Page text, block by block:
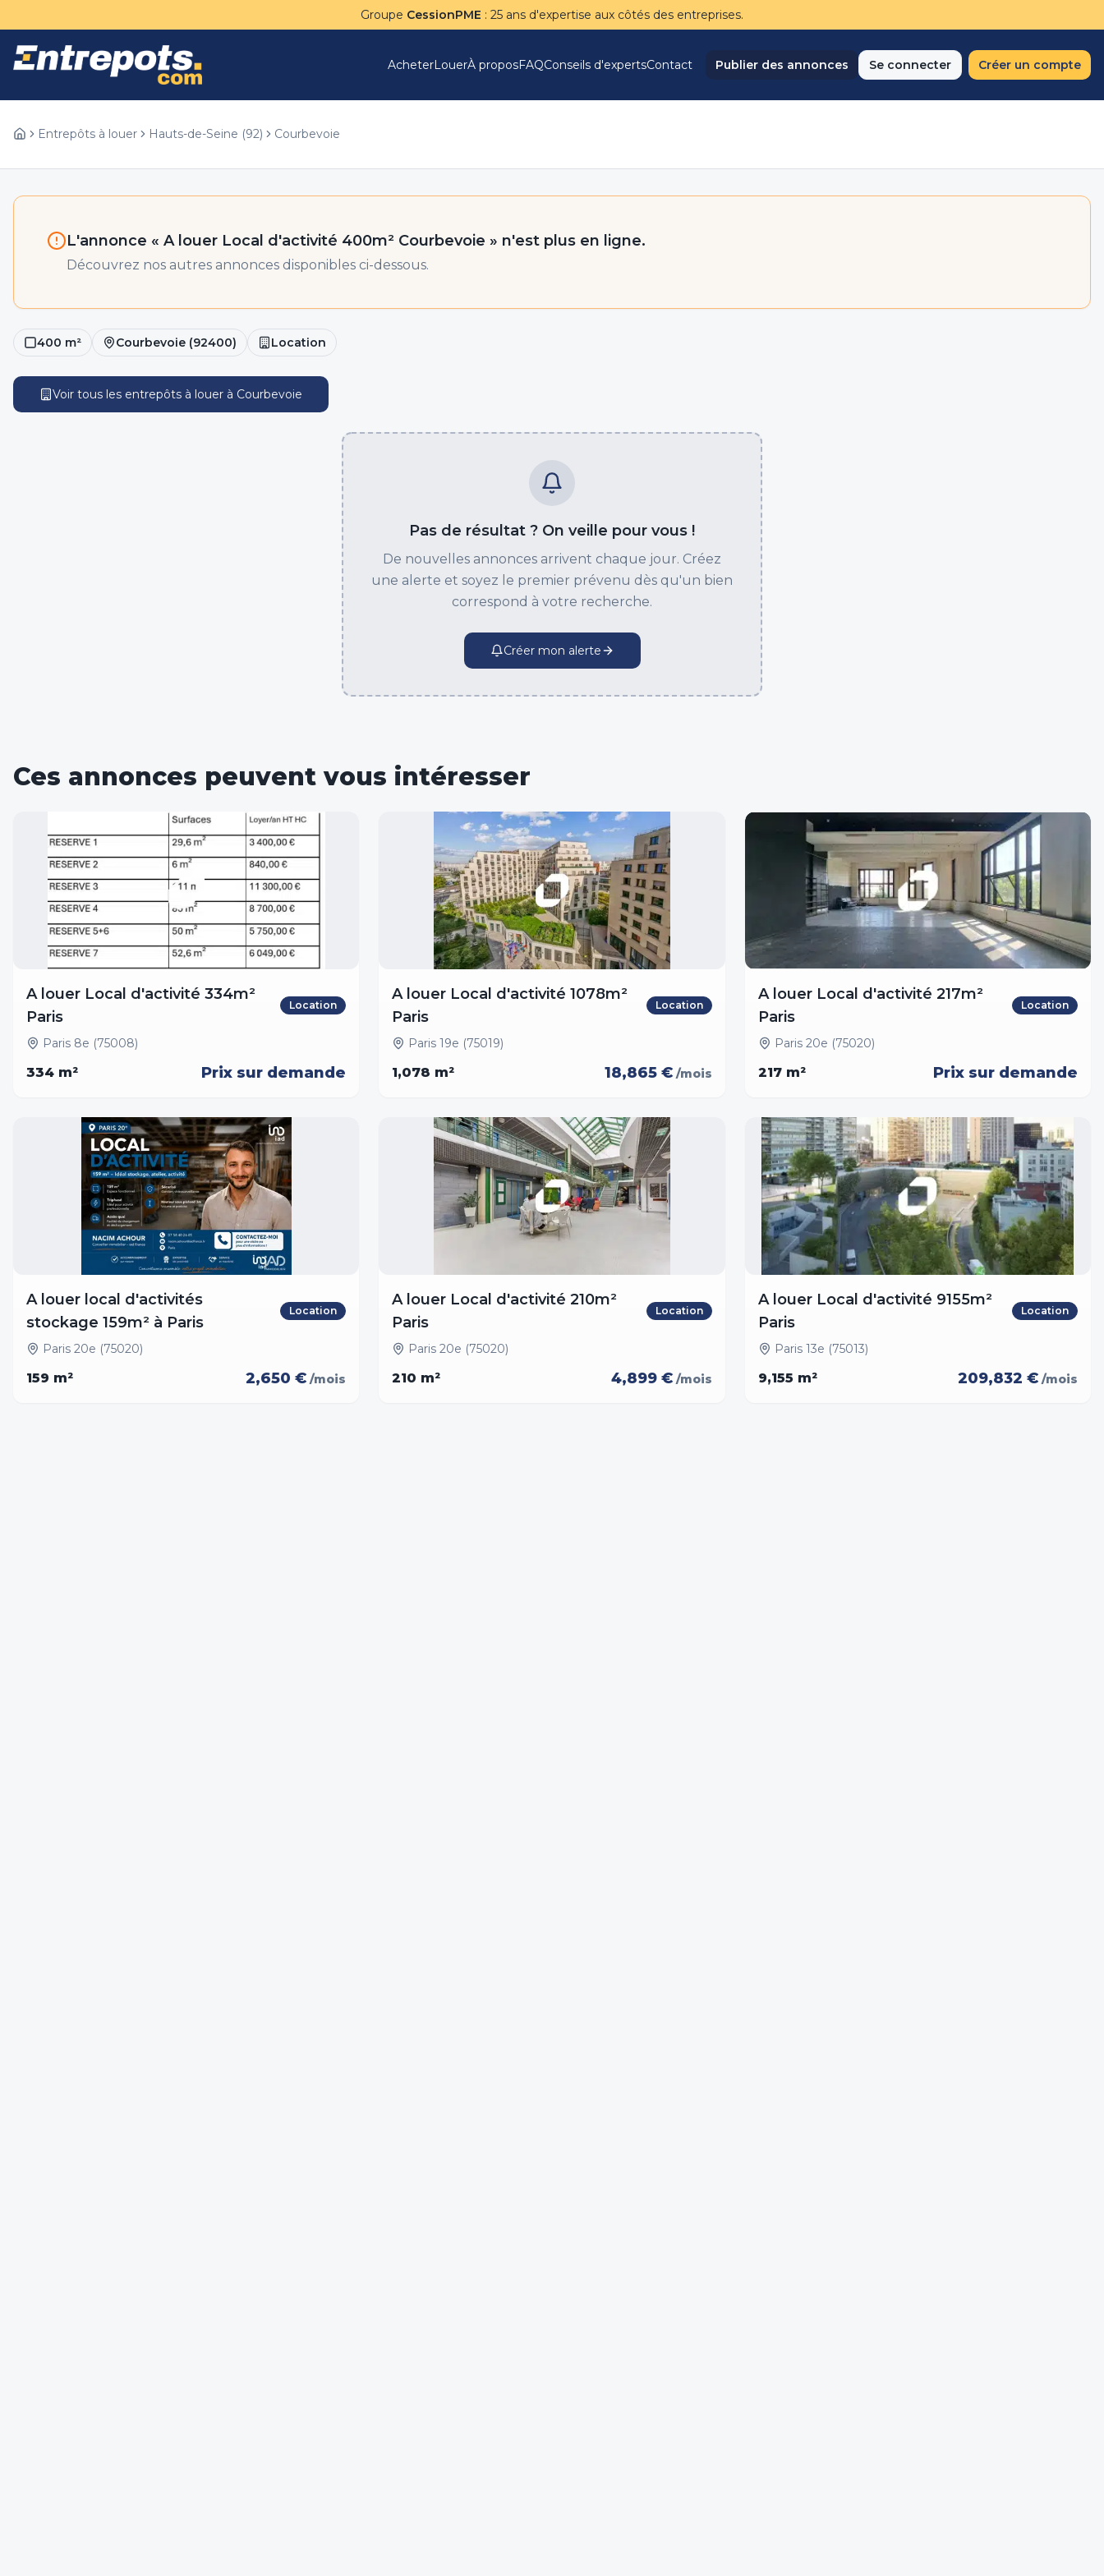
Groupe CessionPME : 25 ans d'expertise aux côtés des entreprises.
AcheterLouerÀ proposFAQConseils d'expertsContact Publier des annonces Se connecter Créer un compte
Entrepôts à louer Hauts-de-Seine (92) Courbevoie
L'annonce « A louer Local d'activité 400m² Courbevoie » n'est plus en ligne.
Découvrez nos autres annonces disponibles ci-dessous.
400 m² Courbevoie (92400) Location
Voir tous les entrepôts à louer à Courbevoie
Pas de résultat ? On veille pour vous !
De nouvelles annonces arrivent chaque jour. Créez
une alerte et soyez le premier prévenu dès qu'un bien
correspond à votre recherche.
Créer mon alerte
Ces annonces peuvent vous intéresser
A louer Local d'activité 334m²
Paris
Location
Paris 8e (75008)
334 m² Prix sur demande
A louer Local d'activité 1078m²
Paris
Location
Paris 19e (75019)
1,078 m² 18,865 € /mois
A louer Local d'activité 217m²
Paris
Location
Paris 20e (75020)
217m² Prix sur demande
A louer local d'activités
stockage 159m² à Paris
Location
Paris 20e (75020)
159 m² 2,650 € /mois
A louer Local d'activité 210m²
Paris
Location
Paris 20e (75020)
210 m² 4,899 € /mois
A louer Local d'activité 9155m²
Paris
Location
Paris 13e (75013)
9,155 m² 209,832 € /mois